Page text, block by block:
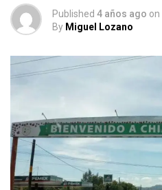
Published 4 años ago on
By Miguel Lozano